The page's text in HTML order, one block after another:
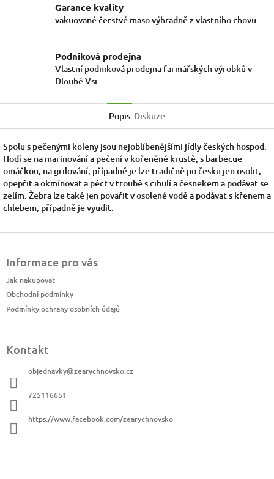
Garance kvality
vakuované čerstvé maso výhradně z vlastního chovu
Podniková prodejna
Vlastní podniková prodejna farmářských výrobků v
Dlouhé Vsi
Popis Diskuze
Spolu s pečenými koleny jsou nejoblíbenějšími jídly českých hospod.
Hodí se na marinování a pečení v kořeněné krustě, s barbecue
omáčkou, na grilování, případně je lze tradičně po česku jen osolit,
opepřit a okmínovat a péct v troubě s cibulí a česnekem a podávat se
zelím. Žebra lze také jen povařit v osolené vodě a podávat s křenem a
chlebem, případně je vyudit.
Informace pro vás
Jak nakupovat
Obchodní podmínky
Podmínky ochrany osobních údajů
Kontakt
objednavky@zearychnovsko.cz
725116651
https://www.facebook.com/zearychnovsko